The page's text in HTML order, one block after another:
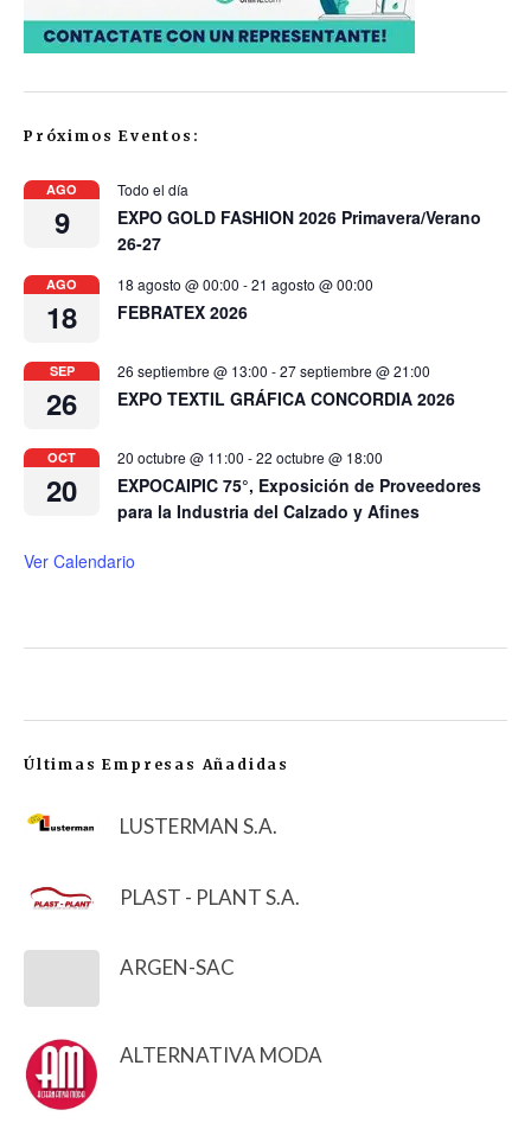
Próximos Eventos:
AGO
9
Todo el día
EXPO GOLD FASHION 2026 Primavera/Verano
26-27
AGO
18
18 agosto @ 00:00 -21 agosto @ 00:00
FEBRATEX 2026
SEP
26
26 septiembre @ 13:00 -27 septiembre @ 21:00
EXPO TEXTIL GRÁFICA CONCORDIA 2026
OCT
20
20 octubre @ 11:00 -22 octubre @ 18:00
EXPOCAIPIC 75°, Exposición de Proveedores
para la Industria del Calzado y Afines
Ver Calendario
Últimas Empresas Añadidas
LUSTERMAN S.A.
PLAST - PLANT S.A.
ARGEN-SAC
ALTERNATIVA MODA